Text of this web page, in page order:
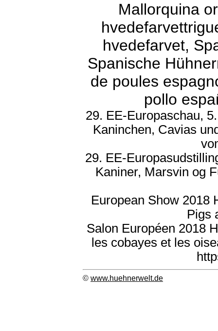
Mallorquina
hvedefarvet,
Spanische
de poules
pollo
29. EE-Europaschau,
Kaninchen, Cavias
29. EE-
Kaniner, Marsvin og
European Show 2018
Pigs
Salon Européen 2018
les cobayes et les
© www.huehnerwelt.de